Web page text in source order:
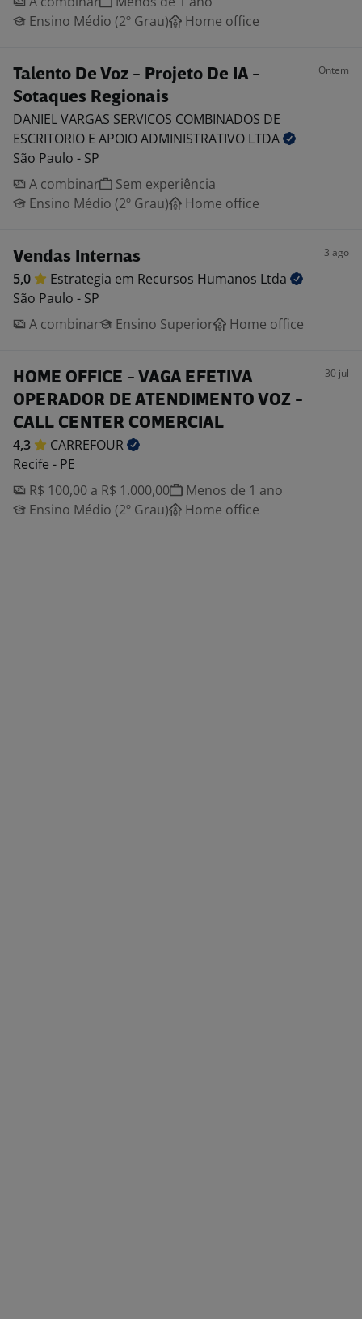
Ensino Médio (2º Grau)
Home office
Talento De Voz - Projeto De IA -
Sotaques Regionais
Ontem
DANIEL VARGAS SERVICOS COMBINADOS DE
ESCRITORIO E APOIO ADMINISTRATIVO LTDA
São Paulo - SP
A combinar
Sem experiência
Ensino Médio (2º Grau)
Home office
Vendas Internas 3 ago
5,0 Estrategia em Recursos Humanos Ltda
São Paulo - SP
A combinar
Ensino Superior Home office
HOME OFFICE - VAGA EFETIVA
OPERADOR DE ATENDIMENTO VOZ -
CALL CENTER COMERCIAL
30 jul
4,3
CARREFOUR
Recife - PE
R$ 100,00 a R$ 1.000,00
Menos de 1 ano
Ensino Médio (2º Grau)
Home office